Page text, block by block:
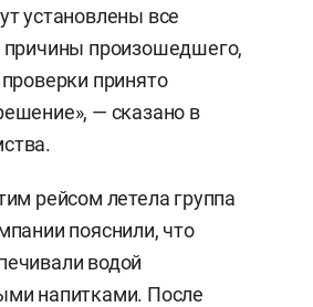
установлены все
причины произошедшего,
принято
— сказано в
рейсом летела группа
пояснили, что
водой
напитками. После